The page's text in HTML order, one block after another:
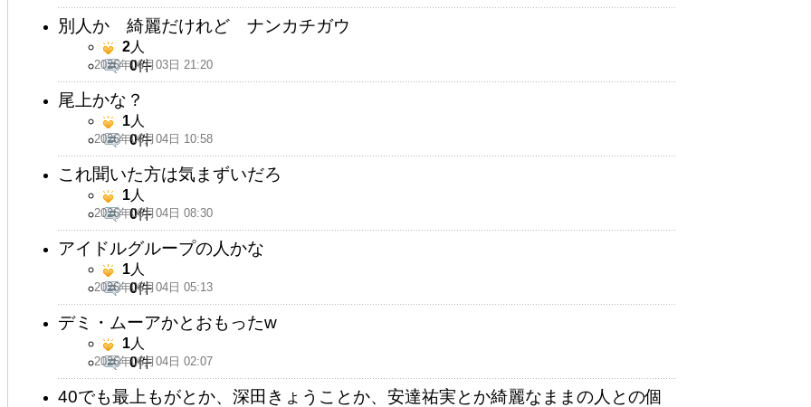
別人か 綺麗だけれど ナンカチガウ
2026年06月03日 21:20
2人
0件
尾上かな？
2026年06月04日 10:58
1人
0件
これ聞いた方は気まずいだろ
2026年06月04日 08:30
1人
0件
アイドルグループの人かな
2026年06月04日 05:13
1人
0件
デミ・ムーアかとおもったw
2026年06月04日 02:07
1人
0件
40でも最上もがとか、深田きょうことか、安達祐実とか綺麗なままの人との個